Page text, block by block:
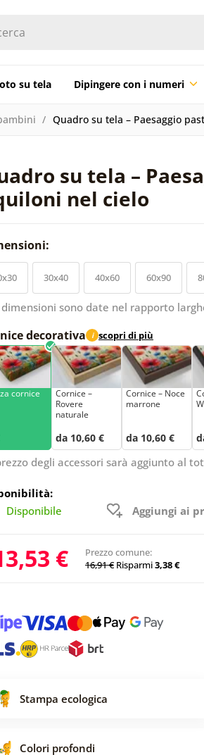
su tela Dipingere con i numeri
Quadro su tela – Paesaggio
su tela –
nel cielo
30x40 40x60 60x90
sono date nel rapporto
decorativa i scopri di più
cornice
Cornice –
Rovere
naturale
da 10,60 €
Cornice – Noce
marrone
da 10,60 €
degli accessori sarà aggiunto al
Disponibile
Aggiungi ai
€
Prezzo comune:
16,91 € Risparmi3,38 €
Stampa ecologica
Colori profondi